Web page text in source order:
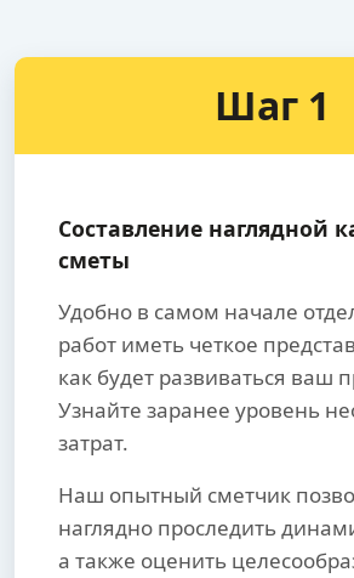
Шаг 1
Составление наглядной
сметы
Удобно в самом начале
работ иметь четкое
как будет развиваться ваш
Узнайте заранее уровень
затрат.
Наш опытный сметчик
наглядно проследить
а также оценить